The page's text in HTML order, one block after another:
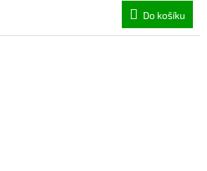
Do košíku